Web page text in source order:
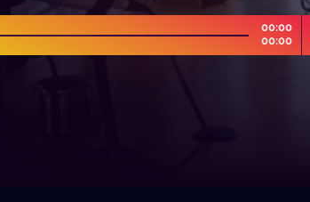
00:00
00:00